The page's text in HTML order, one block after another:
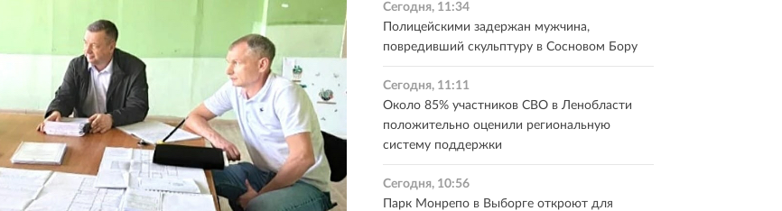
Сегодня, 11:34
Полицейскими задержан мужчина,
повредивший скульптуру в Сосновом Бору
Сегодня, 11:11
Около 85% участников СВО в Ленобласти
положительно оценили региональную
систему поддержки
Сегодня, 10:56
Парк Монрепо в Выборге откроют для